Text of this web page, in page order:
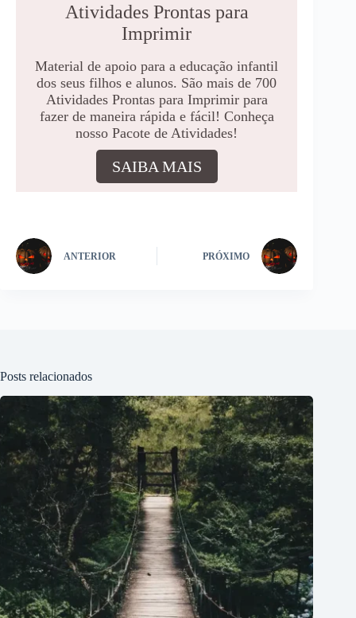
Atividades Prontas para
Imprimir
Material de apoio para a educação infantil
dos seus filhos e alunos. São mais de 700
Atividades Prontas para Imprimir para
fazer de maneira rápida e fácil! Conheça
nosso Pacote de Atividades!
SAIBA MAIS
ANTERIOR PRÓXIMO
Posts relacionados